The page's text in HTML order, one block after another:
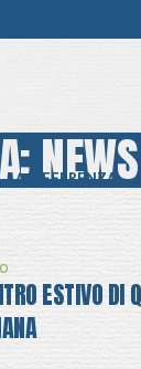
LA DIFFERENZA
NEWS
ESTIVO DI